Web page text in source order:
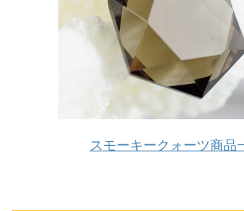
スモーキークォーツ商品